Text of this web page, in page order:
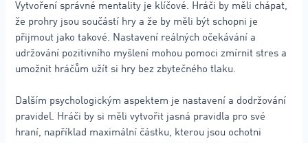
Vytvoření správné mentality je klíčové. Hráči by měli chápat,
že prohry jsou součástí hry a že by měli být schopni je
přijmout jako takové. Nastavení reálných očekávání a
udržování pozitivního myšlení mohou pomoci zmírnit stres a
umožnit hráčům užít si hry bez zbytečného tlaku.
Dalším psychologickým aspektem je nastavení a dodržování
pravidel. Hráči by si měli vytvořit jasná pravidla pro své
hraní, například maximální částku, kterou jsou ochotni